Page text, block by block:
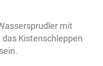
mit
Kistenschleppen